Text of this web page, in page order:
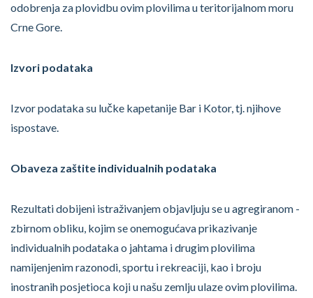
odobrenja za plovidbu ovim plovilima u teritorijalnom moru
Crne Gore.
Izvori podataka
Izvor podataka su lučke kapetanije Bar i Kotor, tj. njihove
ispostave.
Obaveza zaštite individualnih podataka
Rezultati dobijeni istraživanjem objavljuju se u agregiranom -
zbirnom obliku, kojim se onemogućava prikazivanje
individualnih podataka o jahtama i drugim plovilima
namijenjenim razonodi, sportu i rekreaciji, kao i broju
inostranih posjetioca koji u našu zemlju ulaze ovim plovilima.